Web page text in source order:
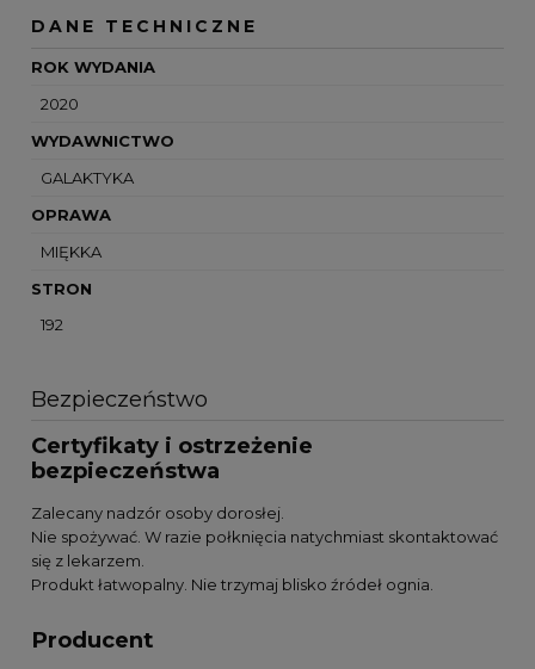
DANE TECHNICZNE
ROK WYDANIA
2020
WYDAWNICTWO
GALAKTYKA
OPRAWA
MIĘKKA
STRON
192
Bezpieczeństwo
Certyfikaty i ostrzeżenie
bezpieczeństwa
Zalecany nadzór osoby dorosłej.
Nie spożywać. W razie połknięcia natychmiast skontaktować
się z lekarzem.
Produkt łatwopalny. Nie trzymaj blisko źródeł ognia.
Producent